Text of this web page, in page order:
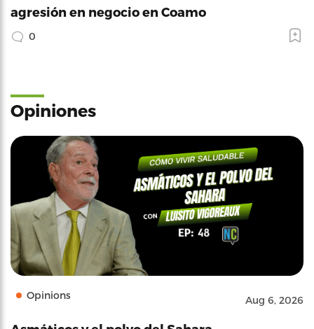
agresión en negocio en Coamo
0
Opiniones
Opinions Aug 6, 2026